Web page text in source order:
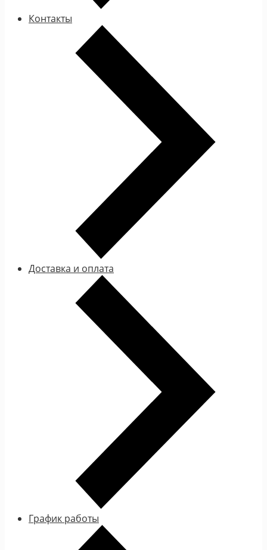
Контакты
Доставка и оплата
График работы